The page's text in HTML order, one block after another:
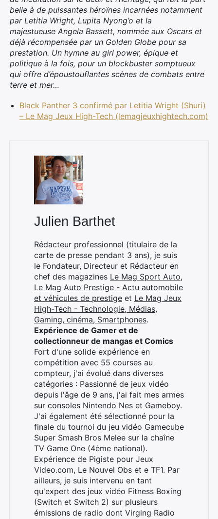
belle à de puissantes héroïnes incarnées notamment
par Letitia Wright, Lupita Nyong’o et la
majestueuse Angela Bassett, nommée aux Oscars et
déjà récompensée par un Golden Globe pour sa
prestation. Un hymne au girl power, épique et
politique à la fois, pour un blockbuster somptueux
qui offre d’époustouflantes scènes de combats entre
terre et mer…
Black Panther 3 confirmé par Letitia Wright (Shuri)
– Le Mag Jeux High-Tech (lemagjeuxhightech.com)
Julien Barthet
Rédacteur professionnel (titulaire de la
carte de presse pendant 3 ans), je suis
le Fondateur, Directeur et Rédacteur en
chef des magazines Le Mag Sport Auto,
Le Mag Auto Prestige - Actu automobile
et véhicules de prestige et Le Mag Jeux
High-Tech - Technologie, Médias,
Gaming, cinéma, Smartphones.
Expérience de Gamer et de
collectionneur de mangas et Comics
Fort d'une solide expérience en
compétition avec 55 courses au
compteur, j'ai évolué dans diverses
catégories : Passionné de jeux vidéo
depuis l'âge de 9 ans, j'ai fait mes armes
sur consoles Nintendo Nes et Gameboy.
J'ai également été sélectionné pour la
finale du tournoi du jeu vidéo Gamecube
Super Smash Bros Melee sur la chaîne
TV Game One (4ème national).
Expérience de Pigiste pour Jeux
Video.com, Le Nouvel Obs et e TF1. Par
ailleurs, je suis intervenu en tant
qu'expert des jeux vidéo Fitness Boxing
(Switch et Switch 2) sur plusieurs
émissions de radio dont Virging Radio
Rechercher